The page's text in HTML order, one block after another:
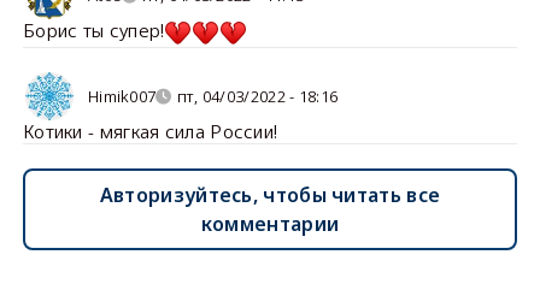
Борис ты супер!
Himik007 пт, 04/03/2022 - 18:16
Котики - мягкая сила России!
Авторизуйтесь, чтобы читать все
комментарии